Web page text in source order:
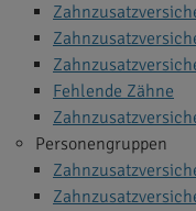
Fehlende Zähne
Personengruppen